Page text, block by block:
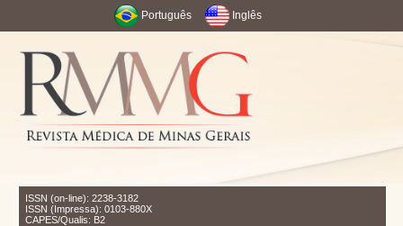
Português Inglês
ISSN (on-line): 2238-3182
ISSN (Impressa): 0103-880X
CAPES/Qualis: B2